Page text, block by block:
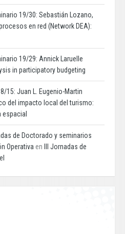
19/30: Sebastián Lozano,
en red (Network DEA):
19/29: Annick Laruelle
in participatory budgeting
15: Juan L. Eugenio-Martin
del impacto local del turismo:
de Doctorado y seminarios
Operativa en
III Jornadas de